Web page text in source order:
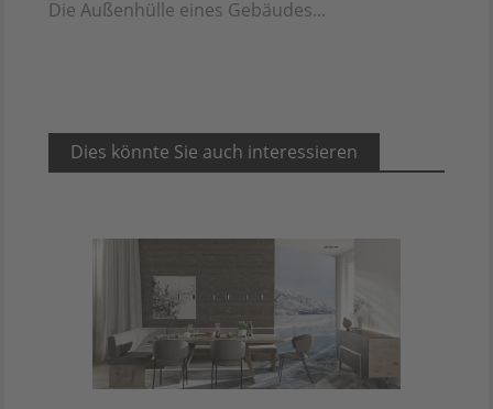
Die Außenhülle eines Gebäudes...
Dies könnte Sie auch interessieren